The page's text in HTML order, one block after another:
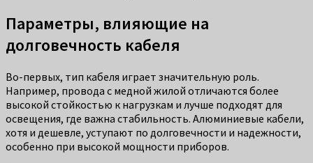
Параметры, влияющие на
долговечность кабеля
Во-первых, тип кабеля играет значительную роль.
Например, провода с медной жилой отличаются более
высокой стойкостью к нагрузкам и лучше подходят для
освещения, где важна стабильность. Алюминиевые кабели,
хотя и дешевле, уступают по долговечности и надежности,
особенно при высокой мощности приборов.